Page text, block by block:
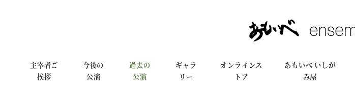
主宰者ご
挨拶
今後の
公演
過去の
公演
ギャラ
リー
オンラインス
トア
あもいべ いしが
み屋